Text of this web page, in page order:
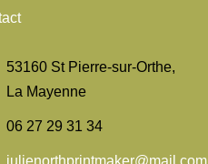
53160 St Pierre-sur-Orthe,
La Mayenne
06 27 29 31 34